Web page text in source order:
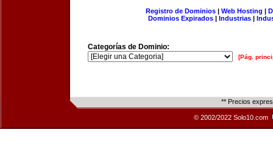
Registro de Dominios| Web Hosting |
Dominios Expirados | Industrias |
Categorías de Dominio:
[Pág.
** Precios
© 2002/2022 Solo10.com